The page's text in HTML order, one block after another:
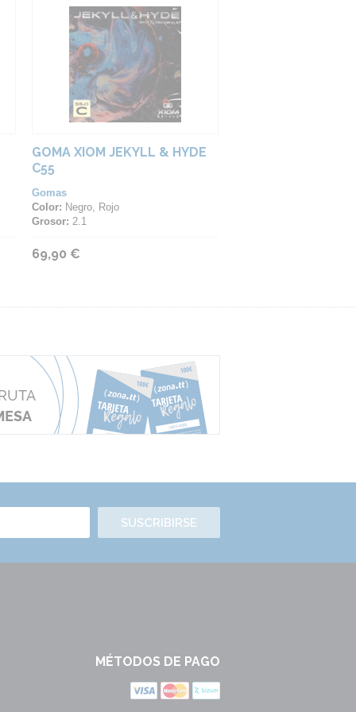
GOMA XIOM JEKYLL & HYDE
C55
Gomas
Color: Negro, Rojo
Grosor: 2.1
69,90 €
SUSCRIBIRSE
MÉTODOS DE PAGO